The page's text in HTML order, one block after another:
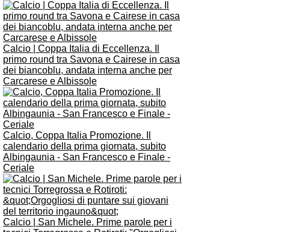
Calcio | Coppa Italia di Eccellenza. Il
primo round tra Savona e Cairese in casa
dei biancoblu, andata interna anche per
Carcarese e Albissole
Calcio, Coppa Italia Promozione. Il
calendario della prima giornata, subito
Albingaunia - San Francesco e Finale -
Ceriale
Calcio | San Michele. Prime parole per i